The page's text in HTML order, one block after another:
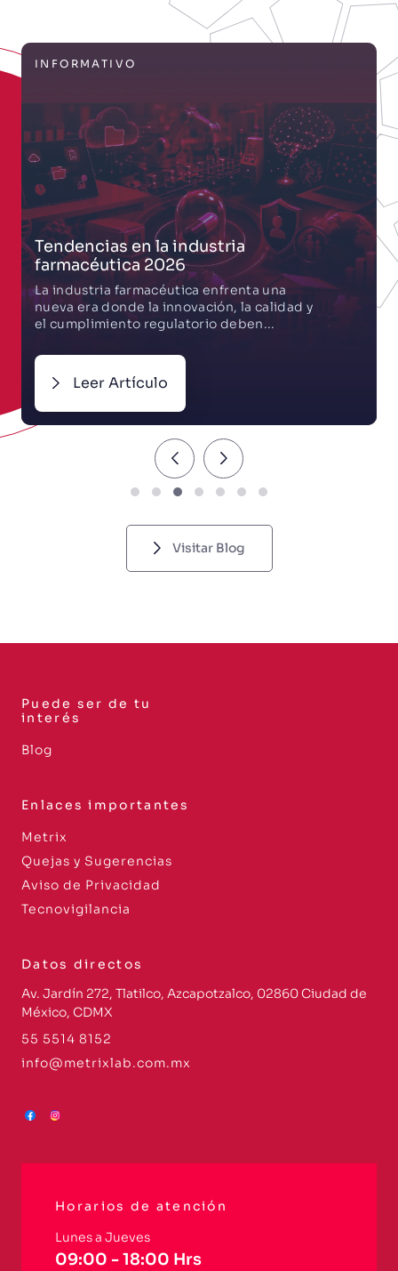
INFORMATIVO
Tendencias en la industria
farmacéutica 2026
La industria farmacéutica enfrenta una
nueva era donde la innovación, la calidad y
el cumplimiento regulatorio deben...
Leer Artículo
Visitar Blog
Puede ser de tu
interés
Blog
Enlaces importantes
Metrix
Quejas y Sugerencias
Aviso de Privacidad
Tecnovigilancia
Datos directos
Av. Jardín 272, Tlatilco, Azcapotzalco, 02860 Ciudad de
México, CDMX
55 5514 8152
info@metrixlab.com.mx
Horarios de atención
Lunes a Jueves
09:00 - 18:00 Hrs